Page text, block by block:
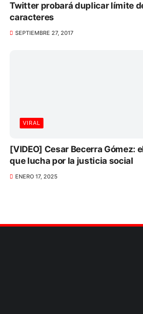
Twitter probará duplicar límite
caracteres
SEPTIEMBRE 27, 2017
VIRAL
[VIDEO] Cesar Becerra Gómez:
que lucha por la justicia social
ENERO 17, 2025